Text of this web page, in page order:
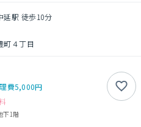
延駅 徒歩10分
町４丁目
費5,000円
下1階